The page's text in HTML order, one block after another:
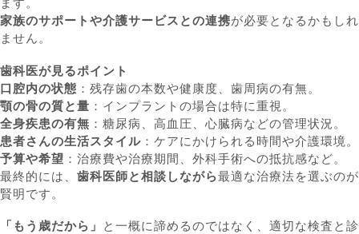
家族のサポートや介護サービスとの連携が必要となるかもしれ
ません。
歯科医が見るポイント
口腔内の状態 ：残存歯の本数や健康度、歯周病の有無。
顎の骨の質と量 ：インプラントの場合は特に重視。
全身疾患の有無 ：糖尿病、高血圧、心臓病などの管理状況。
患者さんの生活スタイル ：ケアにかけられる時間や介護環境。
予算や希望 ：治療費や治療期間、外科手術への抵抗感など。
最終的には、 歯科医師と相談しながら最適な治療法を選ぶのが
賢明です。
「もう歳だから」 と一概に諦めるのではなく、適切な検査と診